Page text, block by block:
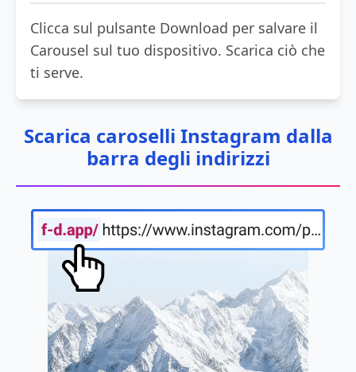
Clicca sul pulsante Download per salvare il
Carousel sul tuo dispositivo. Scarica ciò che
ti serve.
Scarica caroselli Instagram dalla
barra degli indirizzi